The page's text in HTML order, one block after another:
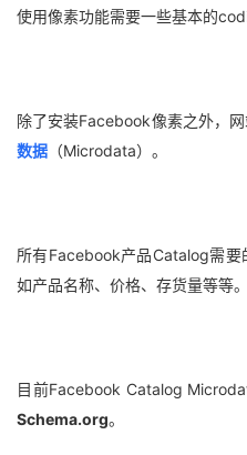
使用像素功能需要一些基本的
除了安装Facebook像素之外，
数据 （Microdata）。
所有Facebook产品Catalog需
如产品名称、价格、存货量等等。
目前Facebook Catalog
Schema.org。